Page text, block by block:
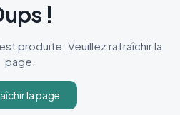
!
produite. Veuillez rafraîchir la
page.
la page